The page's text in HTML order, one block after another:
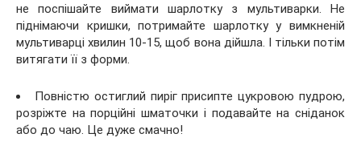
не поспішайте виймати шарлотку з мультиварки. Не
піднімаючи кришки, потримайте шарлотку у вимкненій
мультиварці хвилин 10-15, щоб вона дійшла. І тільки потім
витягати її з форми.
Повністю остиглий пиріг присипте цукровою пудрою,
розріжте на порційні шматочки і подавайте на сніданок
або до чаю. Це дуже смачно!